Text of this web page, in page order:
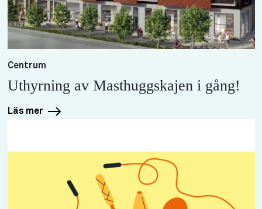
Centrum
Uthyrning av Masthuggskajen i gång!
Läs mer